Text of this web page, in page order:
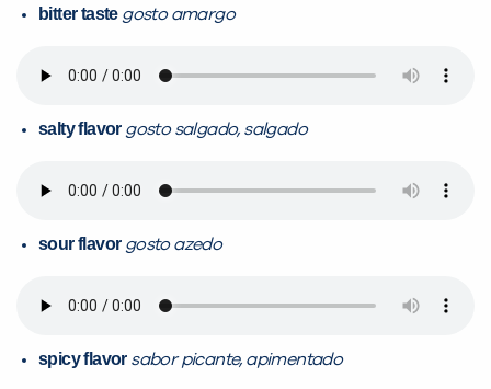
bitter taste gosto amargo
salty flavor gosto salgado, salgado
sour flavor gosto azedo
spicy flavor sabor picante, apimentado